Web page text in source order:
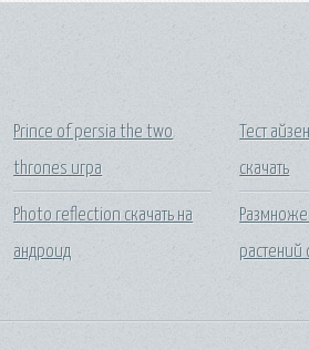
Prince of persia the two
thrones игра
Photo reflection скачать на
андроид
Тест
скачать
растений